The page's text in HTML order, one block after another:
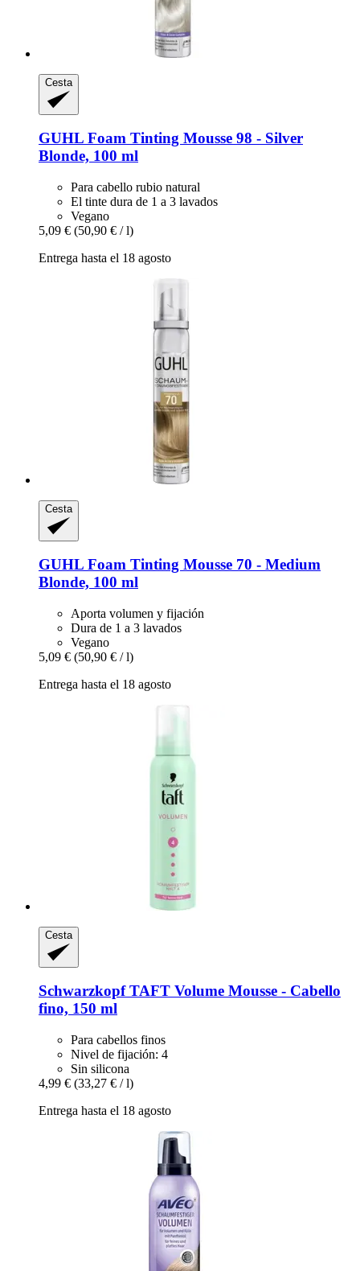
Cesta
GUHL Foam Tinting Mousse 98 -​ Silver
Blonde, 100 ml
Para cabello rubio natural
El tinte dura de 1 a 3 lavados
Vegano
5,09 € (50,90 € / l)
Entrega hasta el 18 agosto
Cesta
GUHL Foam Tinting Mousse 70 -​ Medium
Blonde, 100 ml
Aporta volumen y fijación
Dura de 1 a 3 lavados
Vegano
5,09 € (50,90 € / l)
Entrega hasta el 18 agosto
Cesta
SchwarzkopfTAFT Volume Mousse -​ Cabello
fino, 150 ml
Para cabellos finos
Nivel de fijación: 4
Sin silicona
4,99 € (33,27 € / l)
Entrega hasta el 18 agosto